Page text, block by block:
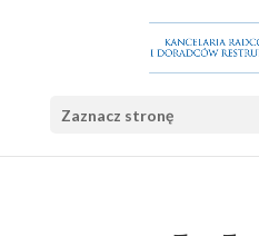
Zaznacz stronę